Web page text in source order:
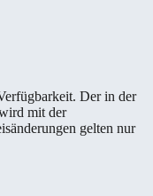
Der in der
mit der
gelten nur